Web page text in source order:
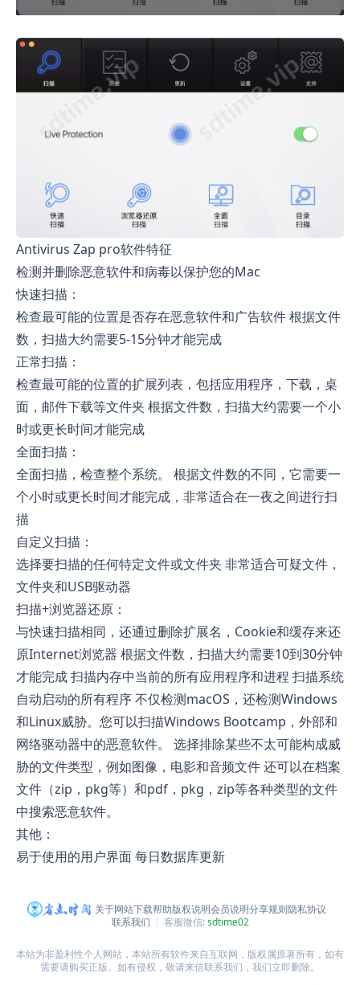
Antivirus Zap pro软件特征
检测并删除恶意软件和病毒以保护您的Mac
快速扫描：
检查最可能的位置是否存在恶意软件和广告软件 根据文件
数，扫描大约需要5-15分钟才能完成
正常扫描：
检查最可能的位置的扩展列表，包括应用程序，下载，桌
面，邮件下载等文件夹 根据文件数，扫描大约需要一个小
时或更长时间才能完成
全面扫描：
全面扫描，检查整个系统。 根据文件数的不同，它需要一
个小时或更长时间才能完成，非常适合在一夜之间进行扫
描
自定义扫描：
选择要扫描的任何特定文件或文件夹 非常适合可疑文件，
文件夹和USB驱动器
扫描+浏览器还原：
与快速扫描相同，还通过删除扩展名，Cookie和缓存来还
原Internet浏览器 根据文件数，扫描大约需要10到30分钟
才能完成 扫描内存中当前的所有应用程序和进程 扫描系统
自动启动的所有程序 不仅检测macOS，还检测Windows
和Linux威胁。您可以扫描Windows Bootcamp，外部和
网络驱动器中的恶意软件。 选择排除某些不太可能构成威
胁的文件类型，例如图像，电影和音频文件 还可以在档案
文件（zip，pkg等）和pdf，pkg，zip等各种类型的文件
中搜索恶意软件。
其他：
易于使用的用户界面 每日数据库更新
关于网站下载帮助版权说明会员说明分享规则隐私协议
联系我们
客服微信:sdtime02
本站为非盈利性个人网站，本站所有软件来自互联网，版权属原著所有，如有
需要请购买正版。如有侵权，敬请来信联系我们，我们立即删除。